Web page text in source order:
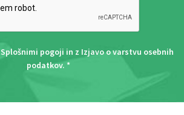
Splošnimi pogoji in z Izjavo o varstvu osebnih
podatkov. *